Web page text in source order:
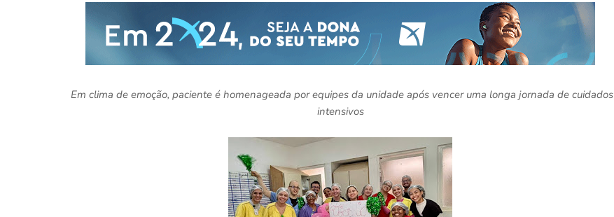
Em clima de emoção, paciente é homenageada por equipes da unidade após vencer uma longa jornada de cuidados
intensivos